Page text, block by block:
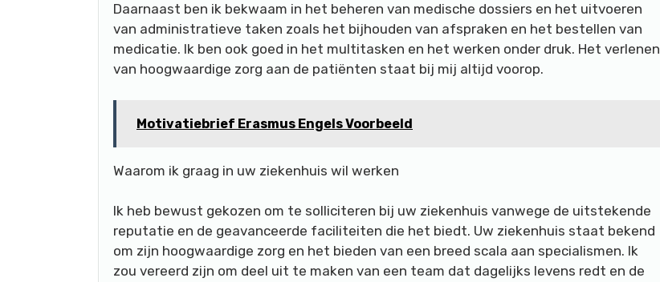
Daarnaast ben ik bekwaam in het beheren van medische dossiers en het uitvoeren
van administratieve taken zoals het bijhouden van afspraken en het bestellen van
medicatie. Ik ben ook goed in het multitasken en het werken onder druk. Het verlenen
van hoogwaardige zorg aan de patiënten staat bij mij altijd voorop.
Motivatiebrief Erasmus Engels Voorbeeld
Waarom ik graag in uw ziekenhuis wil werken
Ik heb bewust gekozen om te solliciteren bij uw ziekenhuis vanwege de uitstekende
reputatie en de geavanceerde faciliteiten die het biedt. Uw ziekenhuis staat bekend
om zijn hoogwaardige zorg en het bieden van een breed scala aan specialismen. Ik
zou vereerd zijn om deel uit te maken van een team dat dagelijks levens redt en de